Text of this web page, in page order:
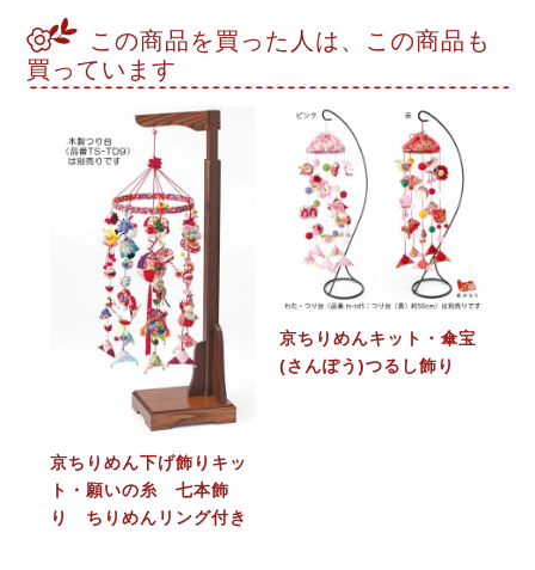
この商品を買った人は、この商品も
買っています
京ちりめん下げ飾りキッ
ト・願いの糸 七本飾
り ちりめんリング付き
京ちりめんキット・傘宝
(さんぽう)つるし飾り